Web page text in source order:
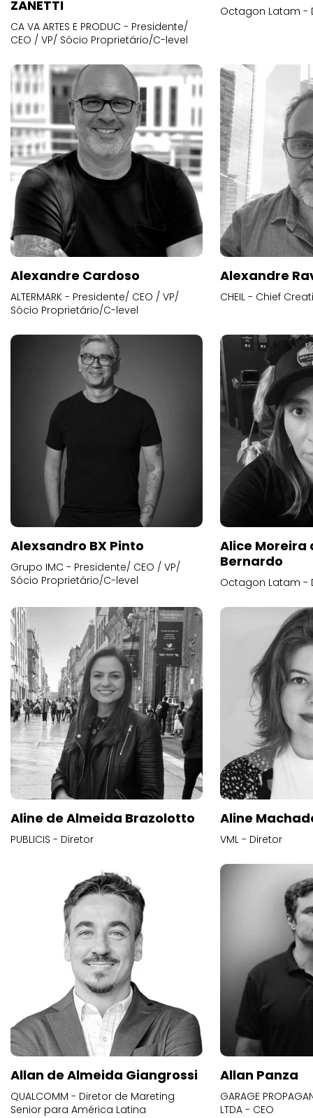
ZANETTI
CA VA ARTES E PRODUC - Presidente/
CEO / VP/ Sócio Proprietário/C-level
Octagon Latam -
Alexandre Cardoso
ALTERMARK - Presidente/ CEO / VP/
Sócio Proprietário/C-level
Alexandre
CHEIL - Chief
Alexsandro BX Pinto
Grupo IMC - Presidente/ CEO / VP/
Sócio Proprietário/C-level
Alice
Bernardo
Octagon Latam -
Aline de Almeida Brazolotto
PUBLICIS - Diretor
Aline
VML - Diretor
Allan de Almeida Giangrossi
QUALCOMM - Diretor de Mareting
Senior para América Latina
Allan Panza
GARAGE
LTDA - CEO